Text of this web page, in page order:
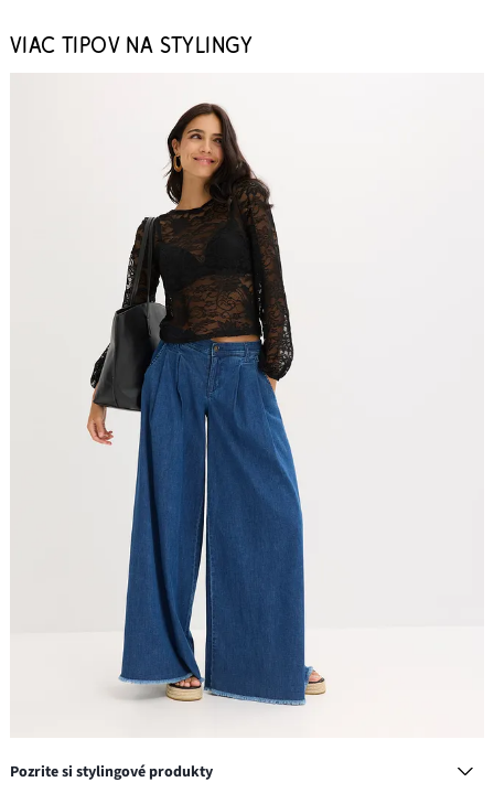
VIAC TIPOV NA STYLINGY
Pozrite si stylingové produkty